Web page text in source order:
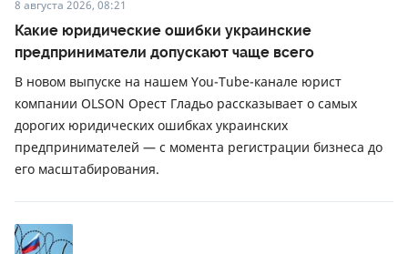
8 августа 2026, 08:21
Какие юридические ошибки украинские
предприниматели допускают чаще всего
В новом выпуске на нашем You-Tube-канале юрист
компании OLSON Орест Гладьо рассказывает о самых
дорогих юридических ошибках украинских
предпринимателей — с момента регистрации бизнеса до
его масштабирования.